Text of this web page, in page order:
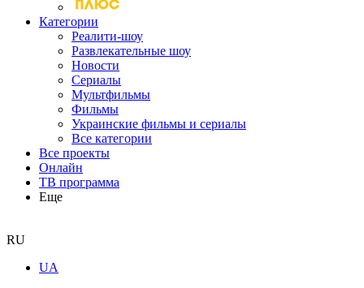
Категории
Реалити-шоу
Развлекательные шоу
Новости
Сериалы
Мультфильмы
Фильмы
Украинские фильмы и сериалы
Все категории
Все проекты
Онлайн
ТВ программа
Еще
RU
UA